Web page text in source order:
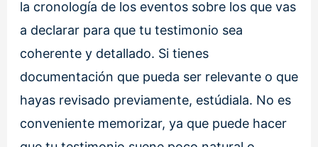
la cronología de los eventos sobre los que vas
a declarar para que tu testimonio sea
coherente y detallado. Si tienes
documentación que pueda ser relevante o que
hayas revisado previamente, estúdiala. No es
conveniente memorizar, ya que puede hacer